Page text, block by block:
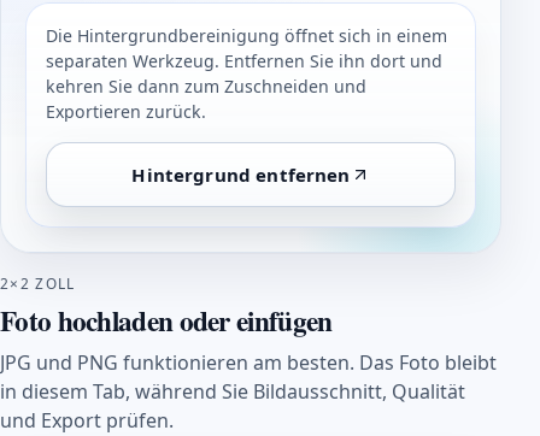
Die Hintergrundbereinigung öffnet sich in einem
separaten Werkzeug. Entfernen Sie ihn dort und
kehren Sie dann zum Zuschneiden und
Exportieren zurück.
Hintergrund entfernen
2×2 ZOLL
Foto hochladen oder einfügen
JPG und PNG funktionieren am besten. Das Foto bleibt
in diesem Tab, während Sie Bildausschnitt, Qualität
und Export prüfen.